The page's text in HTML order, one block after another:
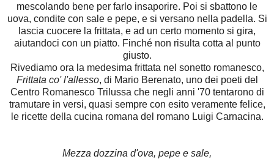
mescolando bene per farlo insaporire. Poi si sbattono le
uova, condite con sale e pepe, e si versano nella padella. Si
lascia cuocere la frittata, e ad un certo momento si gira,
aiutandoci con un piatto. Finché non risulta cotta al punto
giusto.
Rivediamo ora la medesima frittata nel sonetto romanesco,
Frittata co' l'allesso, di Mario Berenato, uno dei poeti del
Centro Romanesco Trilussa che negli anni '70 tentarono di
tramutare in versi, quasi sempre con esito veramente felice,
le ricette della cucina romana del romano Luigi Carnacina.
Mezza dozzina d'ova, pepe e sale,